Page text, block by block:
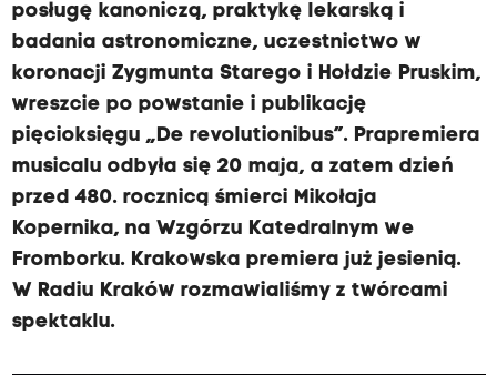
posługę kanoniczą, praktykę lekarską i
badania astronomiczne, uczestnictwo w
koronacji Zygmunta Starego i Hołdzie Pruskim,
wreszcie po powstanie i publikację
pięcioksięgu „De revolutionibus”. Prapremiera
musicalu odbyła się 20 maja, a zatem dzień
przed 480. rocznicą śmierci Mikołaja
Kopernika, na Wzgórzu Katedralnym we
Fromborku. Krakowska premiera już jesienią.
W Radiu Kraków rozmawialiśmy z twórcami
spektaklu.